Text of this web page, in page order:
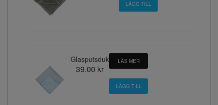
Glasputsduk
39.00 kr
LÄS MER